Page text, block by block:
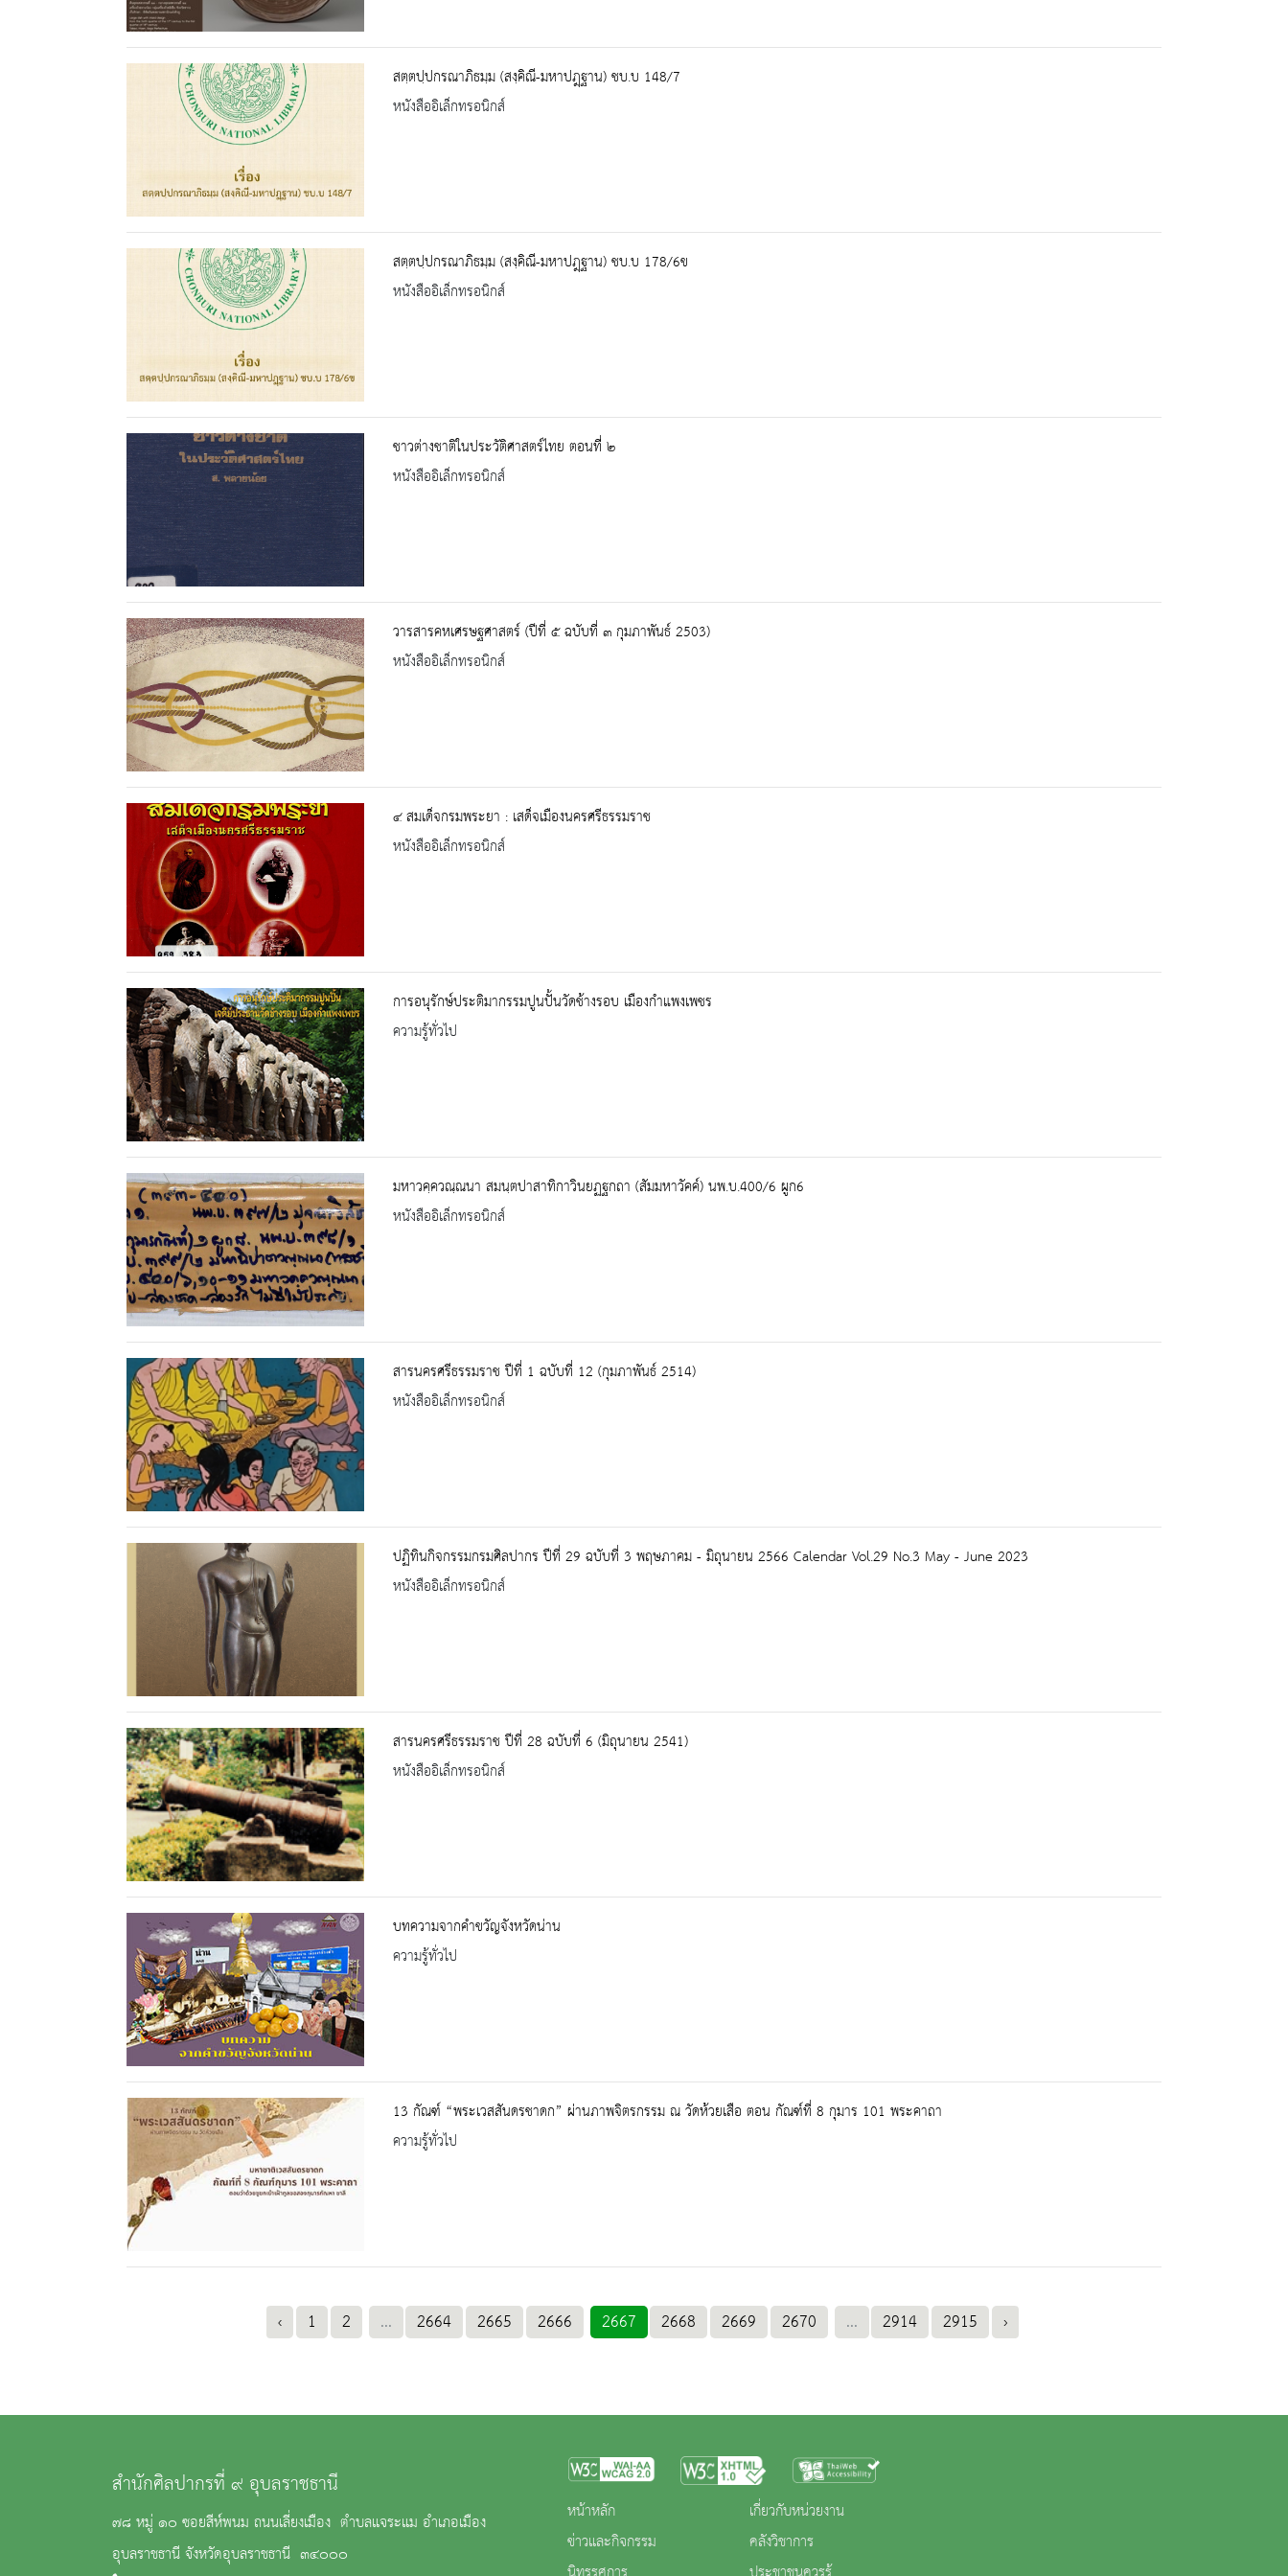
สตฺตปฺปกรณาภิธมฺม (สงฺคิณี-มหาปฎฺฐาน) ชบ.บ 148/7
หนังสืออิเล็กทรอนิกส์
สตฺตปฺปกรณาภิธมฺม (สงฺคิณี-มหาปฎฺฐาน) ชบ.บ 178/6ข
หนังสืออิเล็กทรอนิกส์
ชาวต่างชาติในประวัติศาสตร์ไทย ตอนที่่ ๒
หนังสืออิเล็กทรอนิกส์
วารสารคหเศรษฐศาสตร์ (ปีที่ ๕ ฉบับที่ ๓ กุมภาพันธ์ 2503)
หนังสืออิเล็กทรอนิกส์
๔ สมเด็จกรมพระยา : เสด็จเมืองนครศรีธรรมราช
หนังสืออิเล็กทรอนิกส์
การอนุรักษ์ประติมากรรมปูนปั้นวัดช้างรอบ เมืองกำแพงเพชร
ความรู้ทั่วไป
มหาวคฺควณฺณนา สมนฺตปาสาทิกาวินยฏฐกถา (สัมมหาวัคค์) นพ.บ.400/6 ผูก6
หนังสืออิเล็กทรอนิกส์
สารนครศรีธรรมราช ปีที่ 1 ฉบับที่ 12 (กุมภาพันธ์ 2514)
หนังสืออิเล็กทรอนิกส์
ปฏิทินกิจกรรมกรมศิลปากร ปีที่ 29 ฉบับที่ 3 พฤษภาคม - มิถุนายน 2566 Calendar Vol.29 No.3 May - June 2023
หนังสืออิเล็กทรอนิกส์
สารนครศรีธรรมราช ปีที่ 28 ฉบับที่ 6 (มิถุนายน 2541)
หนังสืออิเล็กทรอนิกส์
บทความจากคำขวัญจังหวัดน่าน
ความรู้ทั่วไป
13 กัณฑ์ “พระเวสสันดรชาดก” ผ่านภาพจิตรกรรม ณ วัดห้วยเสือ ตอน กัณฑ์ที่ 8 กุมาร 101 พระคาถา
ความรู้ทั่วไป
‹ 1 2 ... 2664 2665 2666 2667 2668 2669 2670 ... 2914 2915 ›
สำนักศิลปากรที่ ๙ อุบลราชธานี
๗๘ หมู่ ๑๐ ซอยสีห์พนม ถนนเลี่ยงเมือง ตำบลแจระแม อำเภอเมือง
อุบลราชธานี จังหวัดอุบลราชธานี ๓๔๐๐๐
หน้าหลัก
ข่าวและกิจกรรม
เกี่ยวกับหน่วยงาน
คลังวิชาการ